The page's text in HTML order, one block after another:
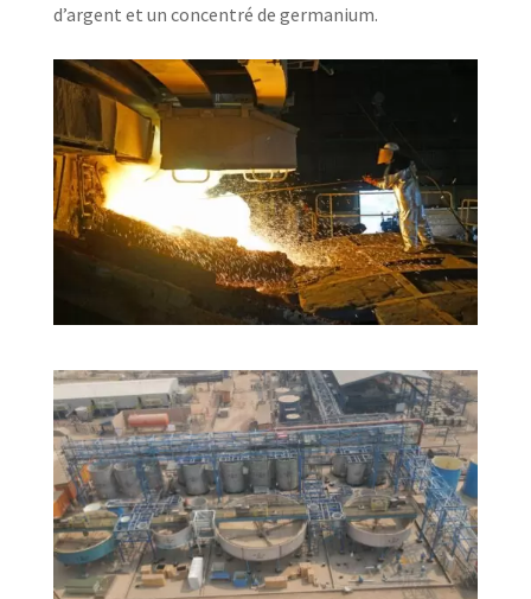
d’argent et un concentré de germanium.